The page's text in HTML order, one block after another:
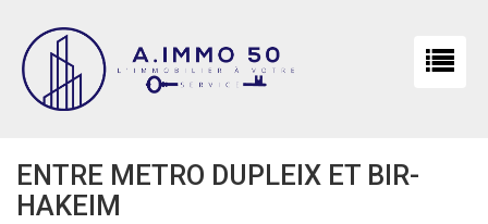
ENTRE METRO DUPLEIX ET BIR-
HAKEIM